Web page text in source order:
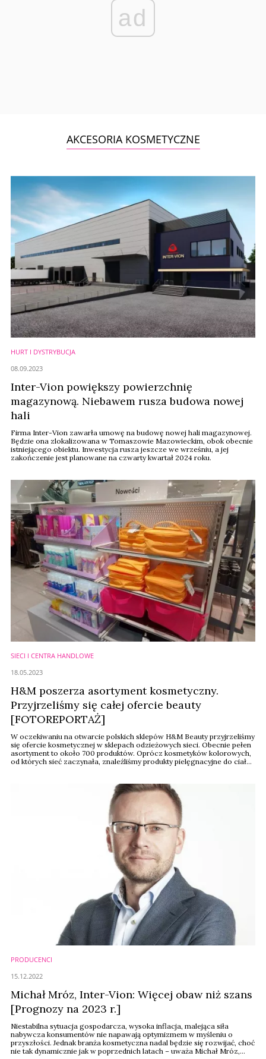
ad
AKCESORIA KOSMETYCZNE
HURT I DYSTRYBUCJA
Inter-Vion powiększy powierzchnię
magazynową. Niebawem rusza budowa nowej
hali
Firma Inter-Vion zawarła umowę na budowę nowej hali magazynowej.
Będzie ona zlokalizowana w Tomaszowie Mazowieckim, obok obecnie
istniejącego obiektu. Inwestycja rusza jeszcze we wrześniu, a jej
zakończenie jest planowane na czwarty kwartał 2024 roku.
08.09.2023
SIECI I CENTRA HANDLOWE
H&M poszerza asortyment kosmetyczny.
Przyjrzeliśmy się całej ofercie beauty
[FOTOREPORTAŻ]
W oczekiwaniu na otwarcie polskich sklepów H&M Beauty przyjrzeliśmy
się ofercie kosmetycznej w sklepach odzieżowych sieci. Obecnie pełen
asortyment to około 700 produktów. Oprócz kosmetyków kolorowych,
od których sieć zaczynała, znaleźliśmy produkty pielęgnacyjne do ciała
18.05.2023
PRODUCENCI
Michał Mróz, Inter-Vion: Więcej obaw niż szans
[Prognozy na 2023 r.]
Niestabilna sytuacja gospodarcza, wysoka inflacja, malejąca siła
nabywcza konsumentów nie napawają optymizmem w myśleniu o
przyszłości. Jednak branża kosmetyczna nadal będzie się rozwijać, choć
nie tak dynamicznie jak w poprzednich latach – uważa Michał Mróz,
15.12.2022